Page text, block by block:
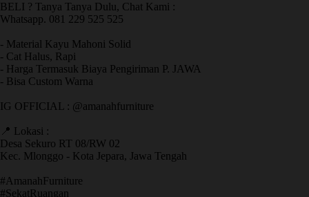
BELI ? Tanya Tanya Dulu, Chat Kami :
Whatsapp. 081 229 525 525
- Material Kayu Mahoni Solid
- Cat Halus, Rapi
- Harga Termasuk Biaya Pengiriman P. JAWA
- Bisa Custom Warna
IG OFFICIAL : @amanahfurniture
📍 Lokasi :
Desa Sekuro RT 08/RW 02
Kec. Mlonggo - Kota Jepara, Jawa Tengah
​#AmanahFurniture
​#SekatRuangan